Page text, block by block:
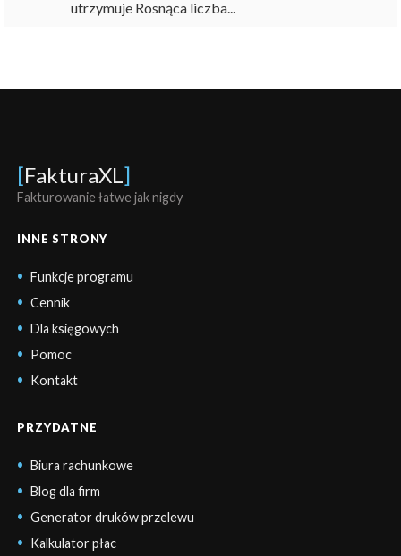
utrzymuje Rosnąca liczba...
[FakturaXL ]
Fakturowanie łatwe jak nigdy
INNE STRONY
Funkcje programu
Cennik
Dla księgowych
Pomoc
Kontakt
PRZYDATNE
Biura rachunkowe
Blog dla firm
Generator druków przelewu
Kalkulator płac